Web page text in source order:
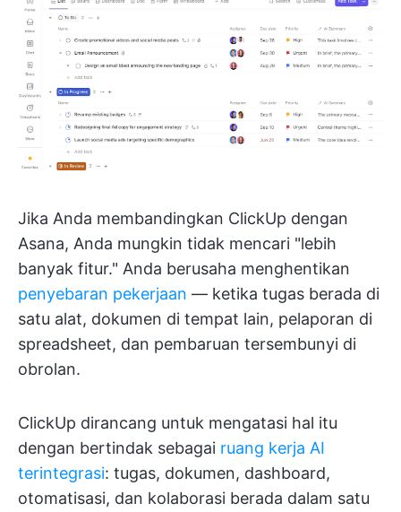
Jika Anda membandingkan ClickUp dengan
Asana, Anda mungkin tidak mencari "lebih
banyak fitur." Anda berusaha menghentikan
penyebaran pekerjaan — ketika tugas berada di
satu alat, dokumen di tempat lain, pelaporan di
spreadsheet, dan pembaruan tersembunyi di
obrolan.
ClickUp dirancang untuk mengatasi hal itu
dengan bertindak sebagai ruang kerja AI
terintegrasi: tugas, dokumen, dashboard,
otomatisasi, dan kolaborasi berada dalam satu